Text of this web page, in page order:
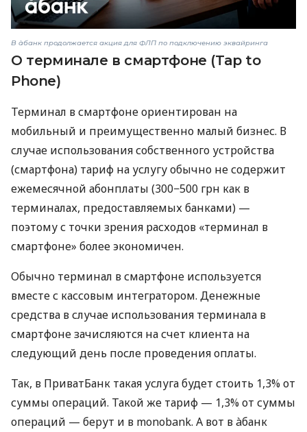
В àбанк продолжается акция для ФЛП по подключению эквайринга
О терминале в смартфоне (Tap to
Phone)
Терминал в смартфоне ориентирован на
мобильный и преимущественно малый бизнес. В
случае использования собственного устройства
(смартфона) тариф на услугу обычно не содержит
ежемесячной абонплаты (300−500 грн как в
терминалах, предоставляемых банками) —
поэтому с точки зрения расходов «терминал в
смартфоне» более экономичен.
Обычно терминал в смартфоне используется
вместе с кассовым интегратором. Денежные
средства в случае использования терминала в
смартфоне зачисляются на счет клиента на
следующий день после проведения оплаты.
Так, в ПриватБанк такая услуга будет стоить 1,3% от
суммы операций. Такой же тариф — 1,3% от суммы
операций — берут и в monobank. А вот в àбанк